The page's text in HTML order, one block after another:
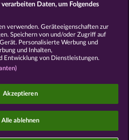
einreichen
der reinen Unterhaltung
mit Geldeinsatz.
Games GmbH
Daten, um Folgendes
verwenden. Geräteeigenschaften zur
Speichern von und/oder Zugriff auf
Personalisierte Werbung und
und Inhalten,
Entwicklung von Dienstleistungen.
Akzeptieren
Alle ablehnen